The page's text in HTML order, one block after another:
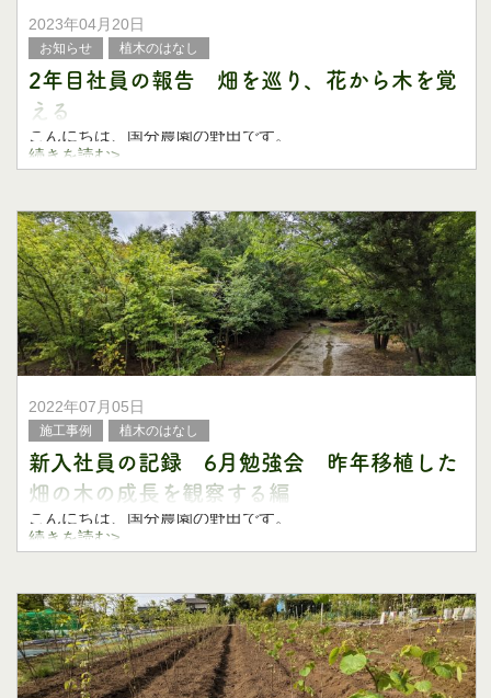
2023年04月20日
お知らせ 植木のはなし
2年目社員の報告 畑を巡り、花から木を覚
える
こんにちは、国分農園の野田です。
気温の上昇に伴い、あっという間に植木畑が緑一色になっ
その緑には、雑草という厄介者も多分に含まれているの
で、除草が大変な時期になったとも言えるんですが…
続きを読む>
2022年07月05日
施工事例 植木のはなし
新入社員の記録 6月勉強会 昨年移植した
畑の木の成長を観察する編
こんにちは、国分農園の野田です。
40度近い酷暑の次は、台風と大雨でめちゃくちゃな天気で
植木畑に入るとたくさんの蚊が、獲物が来た！って群がっ
てくるようになると、もう夏ですね。
大きな現場仕事
続きを読む>